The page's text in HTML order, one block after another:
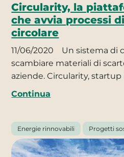
Circularity, la
che avvia processi
circolare
11/06/2020
Un sistema di
scambiare materiali di
aziende. Circularity,
Continua
Energie rinnovabili Progetti